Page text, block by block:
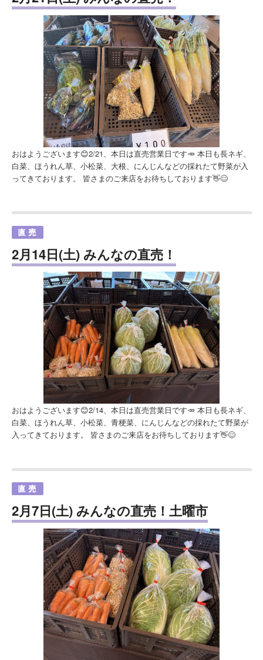
おはようございます😊2/21、本日は直売営業日です🥕 本日も長ネギ、
白菜、ほうれん草、小松菜、大根、にんじんなどの採れたて野菜が入
ってきております。 皆さまのご来店をお待ちしております👋😊
2月14日(土) みんなの直売！
おはようございます😊2/14、本日は直売営業日です🥕 本日も長ネギ、
白菜、ほうれん草、小松菜、青梗菜、にんじんなどの採れたて野菜が
入ってきております。 皆さまのご来店をお待ちしております👋😊
2月7日(土) みんなの直売！土曜市